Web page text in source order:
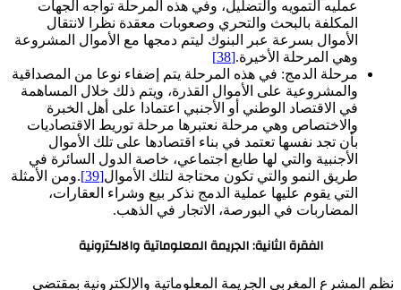
عمليه التمويه والتضليل، وفي هذه المرحلة تواجه الجهات
المكلفة بالبحث والتحري وصعوبات معقدة نظرا لانتقال
الأموال بسرعة عبر البنوك ليتم دمجها مع الأموال المشروعة
وهي المرحلة الأخيرة.[38]
مرحلة الدمج: في هذه المرحلة يتم إضفاء نوعا من المصداقية
والمشروعية على الأموال القذرة، ويتم ذلك خلال المساهمة
في الاقتصاد الوطني أو الأجنبي اعتمادا على أهل الخبرة
والاختصاص وهي مرحلة نعتبرها مرحلة توريط الاقتصاديات
بأن تجد نفسها تعتمد في بناء اقتصادها على تلك الأموال
الأجنبية والتي لها طابع اجتماعي، خاصة الدول السائرة في
طريق النمو والتي تكون محتاجة لتلك الأموال[39]
.ومن الأمثلة
التي يقوم عليها عملية الدمج نذكر بيع وشراء العقارات،
المضاربات في البورصة، الاتجار في الذهب.
الفقرة الثانية: الجريمة المعلوماتية والالكترونية
نظم المشرع المغربي الجريمة المعلوماتية والإلكترونية بمقتضى